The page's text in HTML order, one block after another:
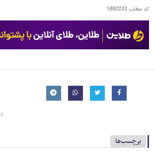
کد مطلب1880232
برچسب‌ها